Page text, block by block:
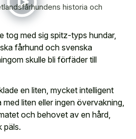
historia och
tog med sig spitz-typs hundar,
fårhund och svenska
skulle bli förfäder till
en liten, mycket intelligent
liten eller ingen övervakning,
och behovet av en hård,
päls.